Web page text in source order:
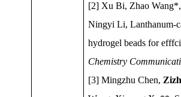
[2] Xu Bi, Zhao
Ningyi Li, Lanthanum-
hydrogel beads for
Chemistry
[3] Mingzhu Chen,